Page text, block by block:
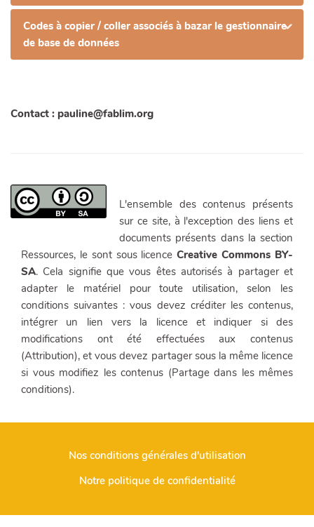
Codes à copier / coller associés à bazar le gestionnaire
de base de données
Contact : pauline@fablim.org
L'ensemble des contenus présents
sur ce site, à l'exception des liens et
documents présents dans la section
Ressources, le sont sous licenceCreative Commons BY-
SA. Cela signifie que vous êtes autorisés à partager et
adapter le matériel pour toute utilisation, selon les
conditions suivantes : vous devez créditer les contenus,
intégrer un lien vers la licence et indiquer si des
modifications ont été effectuées aux contenus
(Attribution), et vous devez partager sous la même licence
si vous modifiez les contenus (Partage dans les mêmes
conditions).
Nos conditions générales d'utilisation
Notre politique de confidentialité